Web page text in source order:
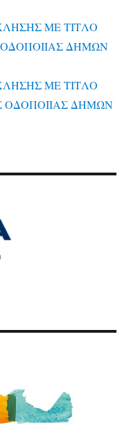
ΜΕ ΤΙΤΛΟ
ΔΗΜΩΝ
ΜΕ ΤΙΤΛΟ
ΟΔΟΠΟΙΙΑΣ ΔΗΜΩΝ